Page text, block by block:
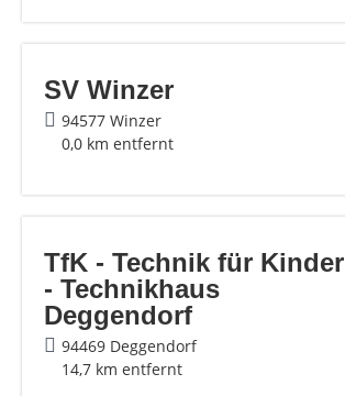
SV Winzer
94577 Winzer
0,0 km entfernt
TfK - Technik für Kinder
- Technikhaus
Deggendorf
94469 Deggendorf
14,7 km entfernt